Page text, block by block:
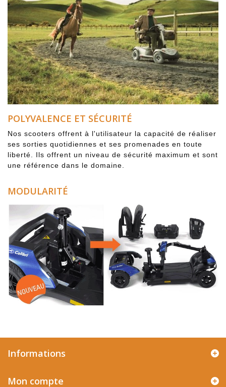
POLYVALENCE ET SÉCURITÉ
Nos scooters offrent à l'utilisateur la capacité de réaliser
ses sorties quotidiennes et ses promenades en toute
liberté. Ils offrent un niveau de sécurité maximum et sont
une référence dans le domaine.
MODULARITÉ
Informations
Mon compte